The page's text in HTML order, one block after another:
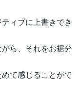
ィブに上書きでき
ら、それをお裾分
て感じることがで